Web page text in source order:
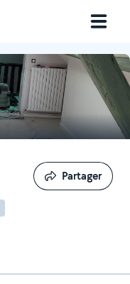
Partager
Partager